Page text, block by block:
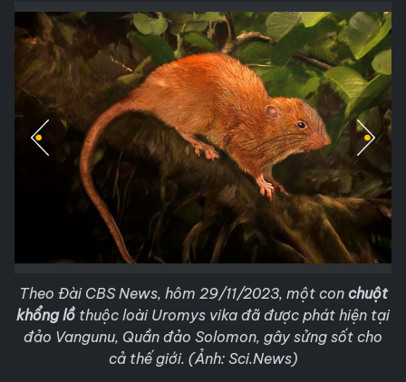
Theo Đài CBS News, hôm 29/11/2023, một con chuột
khổng lồ thuộc loài Uromys vika đã được phát hiện tại
đảo Vangunu, Quần đảo Solomon, gây sửng sốt cho
cả thế giới. (Ảnh: Sci.News)